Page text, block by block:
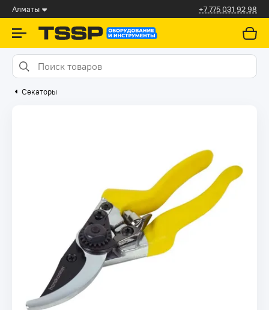
Алматы +7 775 031 92 98
Секаторы